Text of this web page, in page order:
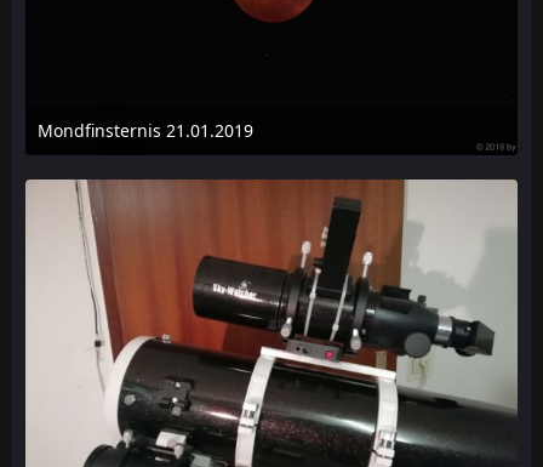
Mondfinsternis 21.01.2019
21. Januar 2019 um 08:56